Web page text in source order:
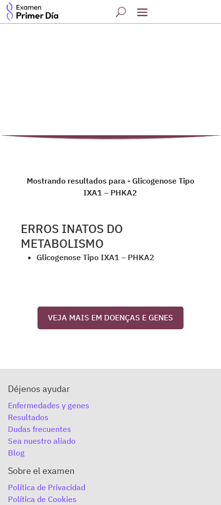
Mostrando resultados para - Glicogenose Tipo
IXA1 – PHKA2
ERROS INATOS DO
METABOLISMO
Glicogenose Tipo IXA1 – PHKA2
VEJA MAIS EM DOENÇAS E GENES
Déjenos ayudar
Enfermedades y genes
Resultados
Dudas frecuentes
Sea nuestro aliado
Blog
Sobre el examen
Política de Privacidad
Política de Cookies